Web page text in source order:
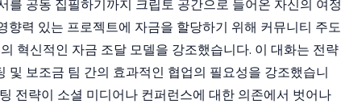
를 공동 집필하기까지 크립토 공간으로 들어온 자신의 여정
향력 있는 프로젝트에 자금을 할당하기 위해 커뮤니티 주도
의 혁신적인 자금 조달 모델을 강조했습니다. 이 대화는 전략
및 보조금 팀 간의 효과적인 협업의 필요성을 강조했습니
전략이 소셜 미디어나 컨퍼런스에 대한 의존에서 벗어나